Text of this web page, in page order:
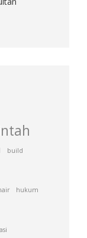
build
hukum